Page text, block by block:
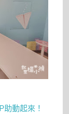
動起來！